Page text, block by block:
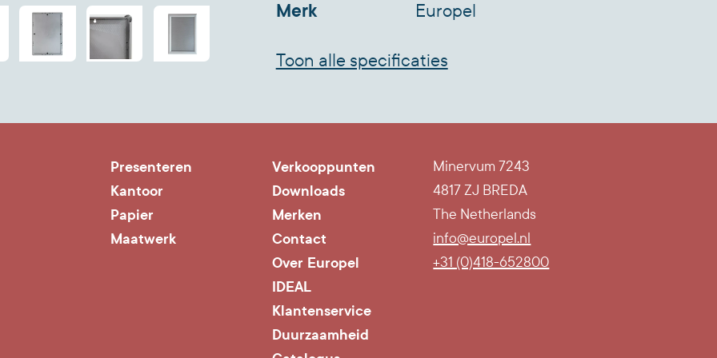
Merk Europel
Toon alle specificaties
Minervum 7243
4817 ZJ BREDA
The Netherlands
info@europel.nl
+31 (0)418-652800
Presenteren
Kantoor
Papier
Maatwerk
Verkooppunten
Downloads
Merken
Contact
Over Europel
IDEAL
Klantenservice
Duurzaamheid